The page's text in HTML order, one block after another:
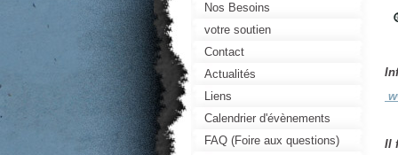
Il
Nos Besoins
votre soutien
Contact
Actualités
Liens
Calendrier d'évènements
FAQ (Foire aux questions)